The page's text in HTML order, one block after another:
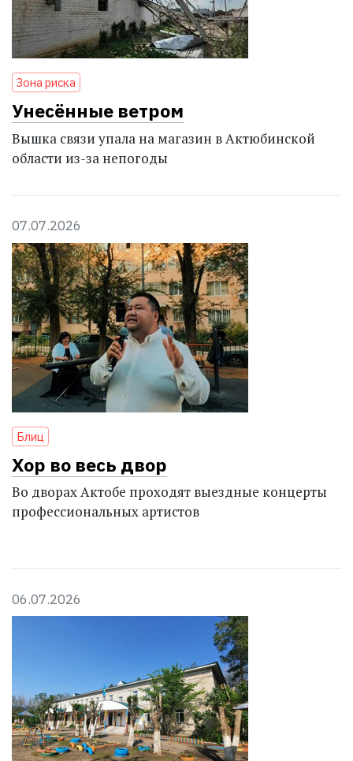
Зона риска
Унесённые ветром
Вышка связи упала на магазин в Актюбинской
области из-за непогоды
07.07.2026
Блиц
Хор во весь двор
Во дворах Актобе проходят выездные концерты
профессиональных артистов
06.07.2026